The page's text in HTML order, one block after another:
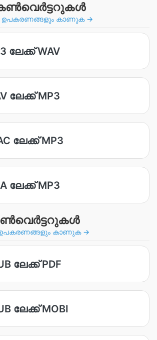
കാണുക →
ലേക്ക് WAV
ലേക്ക് MP3
ലേക്ക് MP3
ലേക്ക് MP3
കാണുക →
ലേക്ക് PDF
ലേക്ക് MOBI